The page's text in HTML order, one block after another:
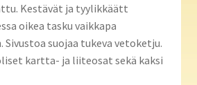
Kestävät ja tyylikkäätt
oikea tasku vaikkapa
suojaa tukeva vetoketju.
kartta- ja liiteosat sekä kaksi